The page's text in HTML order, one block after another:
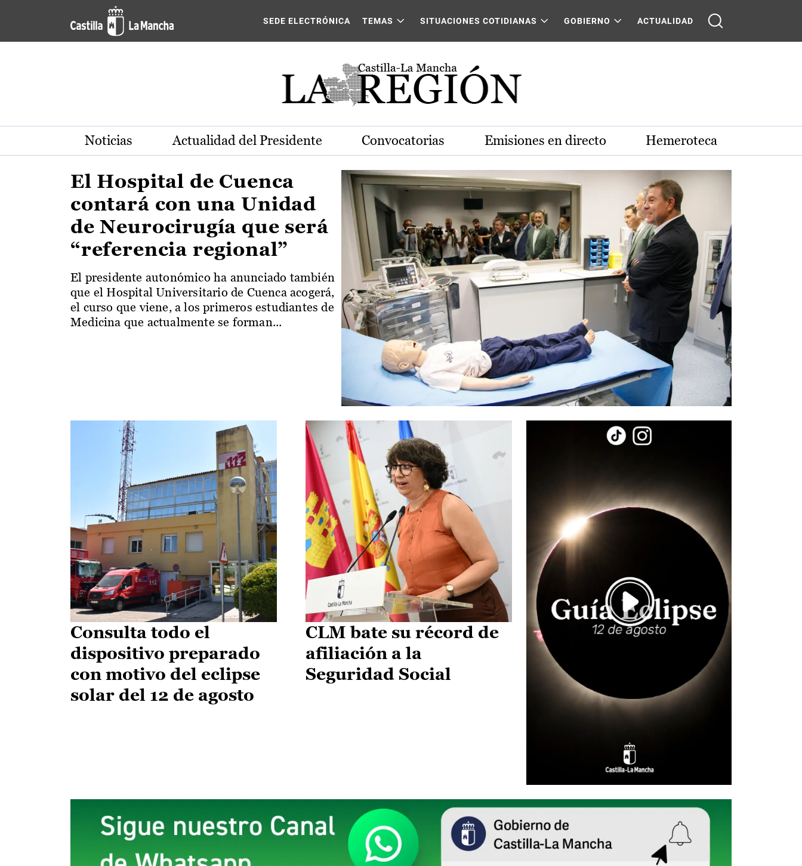
Pasar al contenido principal
Actualidad de la región de Castilla-La Mancha
SEDE ELECTRÓNICA TEMAS SITUACIONES COTIDIANAS GOBIERNO ACTUALIDAD
Noticias Actualidad del Presidente Convocatorias Emisiones en directo Hemeroteca
El Hospital de Cuenca
contará con una Unidad
de Neurocirugía que será
“referencia regional”
El presidente autonómico ha anunciado también
que el Hospital Universitario de Cuenca acogerá,
el curso que viene, a los primeros estudiantes de
Medicina que actualmente se forman...
Consulta todo el
dispositivo preparado
con motivo del eclipse
solar del 12 de agosto
CLM bate su récord de
afiliación a la
Seguridad Social